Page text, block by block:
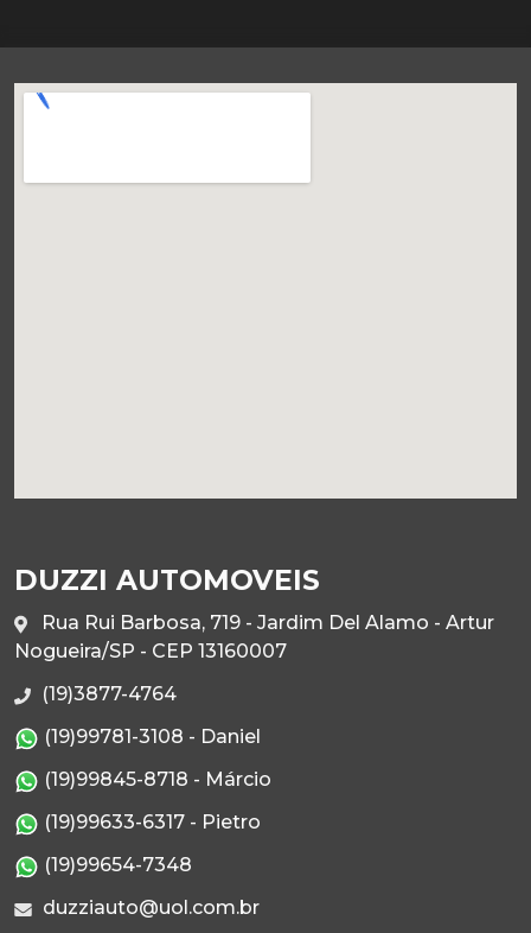
DUZZI AUTOMOVEIS
Rua Rui Barbosa, 719 - Jardim Del Alamo - Artur
Nogueira/SP - CEP 13160007
(19)3877-4764
(19)99781-3108 - Daniel
(19)99845-8718 - Márcio
(19)99633-6317 - Pietro
(19)99654-7348
duzziauto@uol.com.br